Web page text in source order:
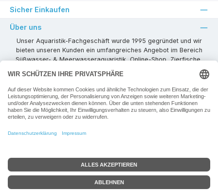
Sicher Einkaufen
Über uns
Unser Aquaristik-Fachgeschäft wurde 1995 gegründet und wir
bieten unseren Kunden ein umfangreiches Angebot im Bereich
Süßwasser- & Meerwasseraquaristik, Online-Shop, Zierfische,
Pflanzen, Aquarienkombinationen, Technikzubehör usw. ! Als
kompetenter Aquaristik-Fachhandelspartner stehen wir Ihnen für
alle Ihre Projekte und Einrichtungs- oder Besatzwünsche zur
Verfügung!
Besuchen Sie uns in unseren Räumlichkeiten oder senden Sie uns
Vertrag widerrufen
Alle Preise inkl. gesetzl. Mehrwertsteuer zzgl.Versandkosten+ ggf. zzgl.